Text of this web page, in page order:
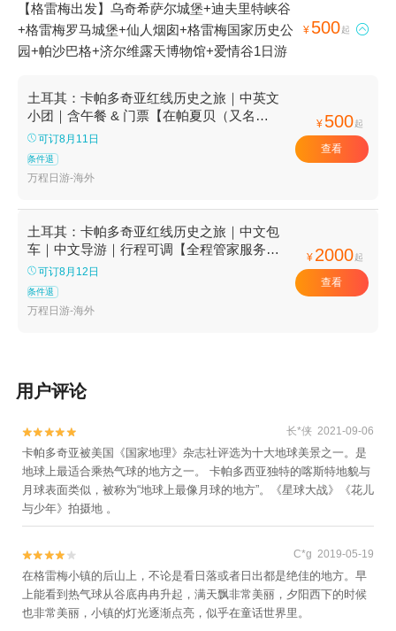
【格雷梅出发】乌奇希萨尔城堡+迪夫里特峡谷
+格雷梅罗马城堡+仙人烟囱+格雷梅国家历史公
园+帕沙巴格+济尔维露天博物馆+爱情谷1日游
¥ 500起 
土耳其：卡帕多奇亚红线历史之旅｜中英文
小团｜含午餐 & 门票【在帕夏贝（又名僧
侣谷）欣赏三头仙女烟囱】
可订8月11日
条件退
万程日游-海外
¥ 500起
查看
土耳其：卡帕多奇亚红线历史之旅｜中文包
车｜中文导游｜行程可调【全程管家服务无
缝对接，行程前后都有保障，精选中文司机
/ 中文导游】
可订8月12日
条件退
万程日游-海外
¥ 2000起
查看
用户评论

 长*侠 2021-09-06
卡帕多奇亚被美国《国家地理》杂志社评选为十大地球美景之一。是
地球上最适合乘热气球的地方之一。 卡帕多西亚独特的喀斯特地貌与
月球表面类似，被称为“地球上最像月球的地方”。《星球大战》《花儿
与少年》拍摄地 。

 C*g 2019-05-19
在格雷梅小镇的后山上，不论是看日落或者日出都是绝佳的地方。早
上能看到热气球从谷底冉冉升起，满天飘非常美丽，夕阳西下的时候
也非常美丽，小镇的灯光逐渐点亮，似乎在童话世界里。